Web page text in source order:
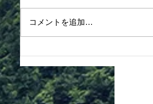
加費は田中まで支払いください
②正面駐車場は、屋外会場となり
す チケットの当日販売（３００
円）あります ※その他、ＢＢＱ
特設コーナーをご参照ください
コメントを追加…